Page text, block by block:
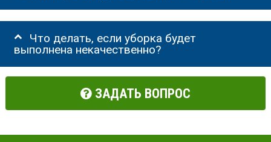
Что делать, если уборка будет
выполнена некачественно?
ЗАДАТЬ ВОПРОС